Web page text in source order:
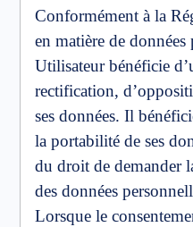
Conformément à la
en matière de données
Utilisateur bénéficie
rectification,
ses données. Il
la portabilité de ses
du droit de demander
des données
Lorsque le